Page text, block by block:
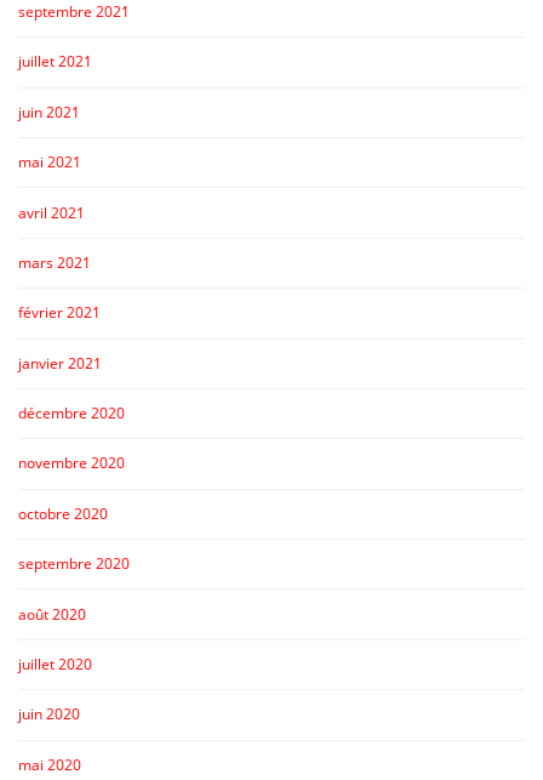
septembre 2021
juillet 2021
juin 2021
mai 2021
avril 2021
mars 2021
février 2021
janvier 2021
décembre 2020
novembre 2020
octobre 2020
septembre 2020
août 2020
juillet 2020
juin 2020
mai 2020